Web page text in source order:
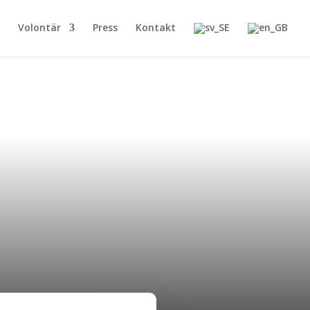
Volontär Press Kontakt